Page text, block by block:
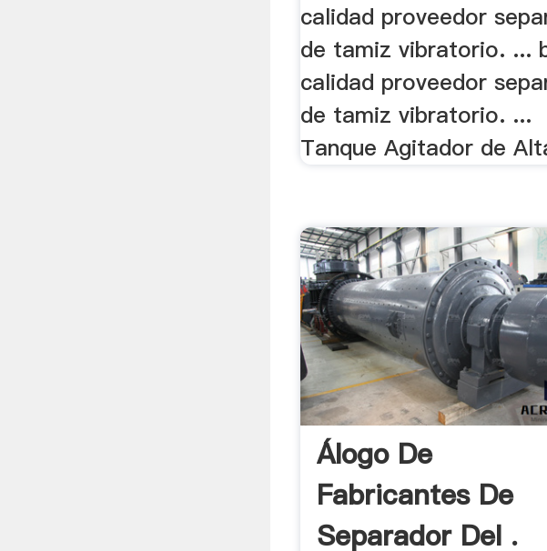
calidad proveedor
de tamiz vibratorio. ...
calidad proveedor
de tamiz vibratorio. ...
Tanque Agitador de
Álogo De
Fabricantes De
Separador Del .